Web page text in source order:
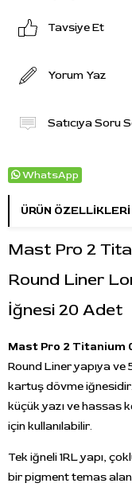
Tavsiye Et
Yorum Yaz
Satıcıya Soru
WhatsApp
ÜRÜN ÖZELLIKLERI
Mast Pro 2
Round Liner
İğnesi 20 Adet
Mast Pro 2 Titanium
Round Liner yapıya
kartuş dövme
küçük yazı ve hassas
için kullanılabilir.
Tek iğneli 1RL yapı,
bir pigment temas